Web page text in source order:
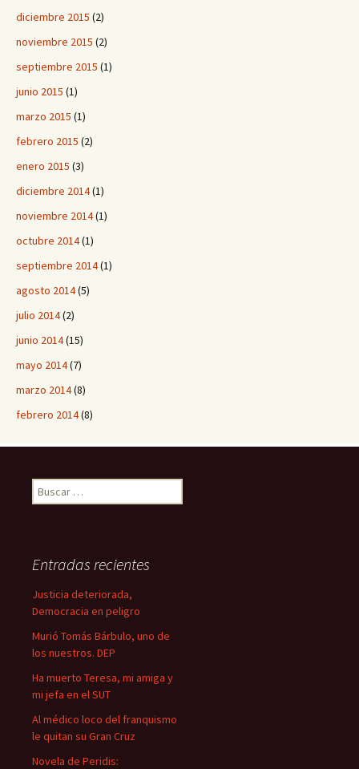
diciembre 2015 (2)
noviembre 2015 (2)
septiembre 2015 (1)
junio 2015 (1)
marzo 2015 (1)
febrero 2015 (2)
enero 2015 (3)
diciembre 2014(1)
noviembre 2014(1)
octubre 2014(1)
septiembre 2014(1)
agosto 2014(5)
julio 2014(2)
junio 2014(15)
mayo 2014(7)
marzo 2014(8)
febrero 2014(8)
B
u
rEntradas recientes
Justicia deteriorada,
Democracia en peligro
Murió Tomás Bárbulo, uno de
los nuestros. DEP
Ha muerto Teresa, mi amiga y
mi jefa en el SUT
Al médico loco del franquismo
le quitan su Gran Cruz
Novela de Peridis: